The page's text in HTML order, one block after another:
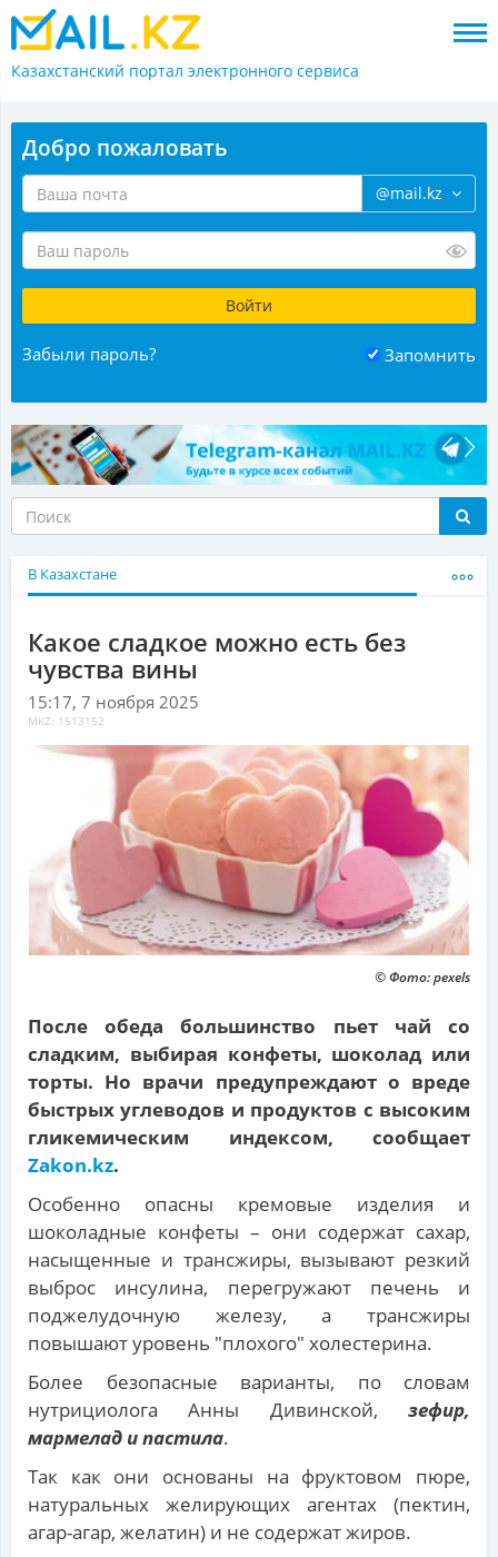
Казахстанский портал электронного сервиса
Добро пожаловать
@mail.kz
Забыли пароль? Запомнить
В Казахстане
Какое сладкое можно есть без
чувства вины
15:17, 7 ноября 2025
MKZ: 1513152
© Фото: pexels
После обеда большинство пьет чай со
сладким, выбирая конфеты, шоколад или
торты. Но врачи предупреждают о вреде
быстрых углеводов и продуктов с высоким
гликемическим индексом, сообщает
Zakon.kz.
Особенно опасны кремовые изделия и
шоколадные конфеты – они содержат сахар,
насыщенные и трансжиры, вызывают резкий
выброс инсулина, перегружают печень и
поджелудочную железу, а трансжиры
повышают уровень "плохого" холестерина.
Более безопасные варианты, по словам
нутрициолога Анны Дивинской, зефир,
мармелад и пастила.
Так как они основаны на фруктовом пюре,
натуральных желирующих агентах (пектин,
агар-агар, желатин) и не содержат жиров.